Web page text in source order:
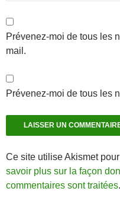
Prévenez-moi de tous les
mail.
Prévenez-moi de tous les
Ce site utilise Akismet
savoir plus sur la façon
commentaires sont traitées.